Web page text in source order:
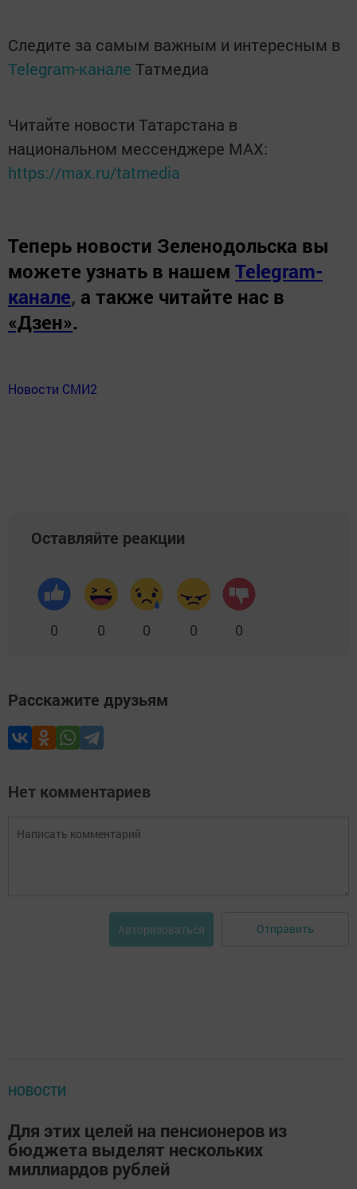
Следите за самым важным и интересным в
Telegram-канале Татмедиа
Читайте новости Татарстана в
национальном мессенджере MАХ:
https://max.ru/tatmedia
Теперь новости Зеленодольска вы
можете узнать в нашем Telegram-
канале, а также читайте нас в
«Дзен».
Новости СМИ2
Оставляйте реакции
0 0 0 0 0
Расскажите друзьям
Нет комментариев
Авторизоваться Отправить
НОВОСТИ
Для этих целей на пенсионеров из
бюджета выделят нескольких
миллиардов рублей